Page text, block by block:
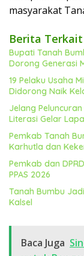
masyarakat
Berita Terkait
Bupati Tanah
Dorong Generasi
19 Pelaku Usaha
Didorong Naik
Jelang
Literasi Gelar
Pemkab Tanah
Karhutla dan
Pemkab dan
PPAS 2026
Tanah Bumbu
Kalsel
Baca Juga